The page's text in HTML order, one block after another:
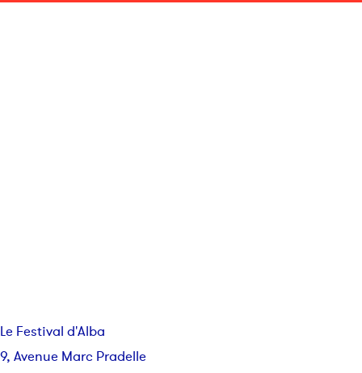
Le Festival d'Alba
9, Avenue Marc Pradelle